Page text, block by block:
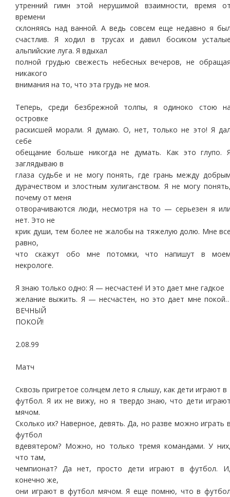
утренний гимн этой нерушимой взаимности, время
времени
склоняясь над ванной. А ведь совсем еще недавно я
счастлив. Я ходил в трусах и давил босиком
альпийские луга. Я вдыхал
полной грудью свежесть небесных вечеров, не
никакого
внимания на то, что эта грудь не моя.
Теперь, среди безбрежной толпы, я одиноко стою
островке
раскисшей морали. Я думаю. О, нет, только не это! Я
себе
обещание больше никогда не думать. Как это глупо.
заглядываю в
глаза судьбе и не могу понять, где грань между
дурачеством и злостным хулиганством. Я не могу
почему от меня
отворачиваются люди, несмотря на то — серьезен я
нет. Это не
крик души, тем более не жалобы на тяжелую долю. Мне
равно,
что скажут обо мне потомки, что напишут в
некрологе.
Я знаю только одно: Я — несчастен! И это дает мне гадкое
желание выжить. Я — несчастен, но это дает мне
ВЕЧНЫЙ
ПОКОЙ!
2.08.99
Матч
Сквозь пригретое солнцем лето я слышу, как дети играют в
футбол. Я их не вижу, но я твердо знаю, что дети
мячом.
Сколько их? Наверное, девять. Да, но разве можно играть
футбол
вдевятером? Можно, но только тремя командами. У
что там,
чемпионат? Да нет, просто дети играют в футбол.
конечно же,
они играют в футбол мячом. Я еще помню, что в